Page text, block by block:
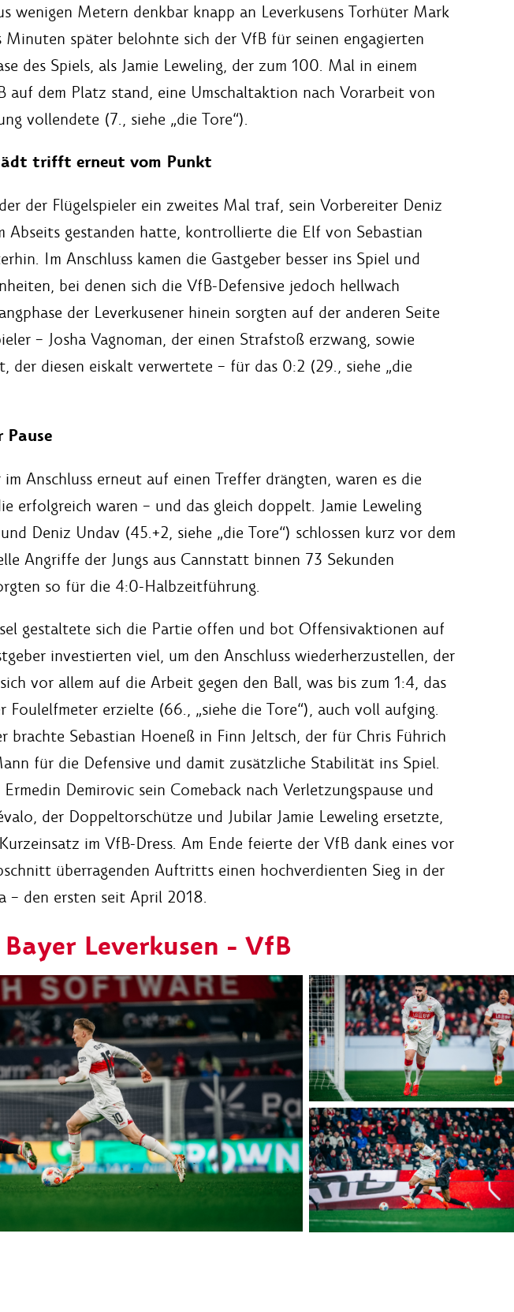
wenigen Metern denkbar knapp an Leverkusens Torhüter Mark
Minuten später belohnte sich der VfB für seinen engagierten
des Spiels, als Jamie Leweling, der zum 100. Mal in einem
auf dem Platz stand, eine Umschaltaktion nach Vorarbeit von
vollendete (7., siehe „die Tore“).
trifft erneut vom Punkt
der Flügelspieler ein zweites Mal traf, sein Vorbereiter Deniz
Abseits gestanden hatte, kontrollierte die Elf von Sebastian
Im Anschluss kamen die Gastgeber besser ins Spiel und
bei denen sich die VfB-Defensive jedoch hellwach
der Leverkusener hinein sorgten auf der anderen Seite
– Josha Vagnoman, der einen Strafstoß erzwang, sowie
diesen eiskalt verwertete – für das 0:2 (29., siehe „die
Pause
Anschluss erneut auf einen Treffer drängten, waren es die
erfolgreich waren – und das gleich doppelt. Jamie Leweling
Deniz Undav (45.+2, siehe „die Tore“) schlossen kurz vor dem
Angriffe der Jungs aus Cannstatt binnen 73 Sekunden
so für die 4:0-Halbzeitführung.
gestaltete sich die Partie offen und bot Offensivaktionen auf
investierten viel, um den Anschluss wiederherzustellen, der
vor allem auf die Arbeit gegen den Ball, was bis zum 1:4, das
Foulelfmeter erzielte (66., „siehe die Tore“), auch voll aufging.
brachte Sebastian Hoeneß in Finn Jeltsch, der für Chris Führich
für die Defensive und damit zusätzliche Stabilität ins Spiel.
Demirovic sein Comeback nach Verletzungspause und
der Doppeltorschütze und Jubilar Jamie Leweling ersetzte,
im VfB-Dress. Am Ende feierte der VfB dank eines vor
überragenden Auftritts einen hochverdienten Sieg in der
– den ersten seit April 2018.
Bayer Leverkusen - VfB